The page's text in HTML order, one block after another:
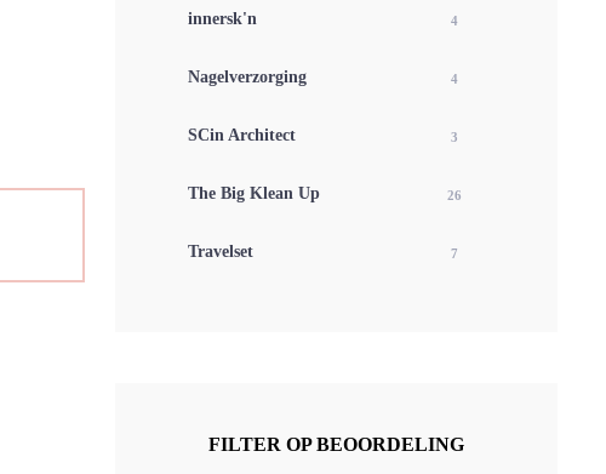
innersk'n 4
Nagelverzorging 4
SCin Architect 3
The Big Klean Up 26
Travelset 7
FILTER OP BEOORDELING